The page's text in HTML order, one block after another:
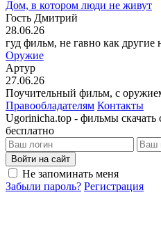
Дом, в котором люди не живут
Гость Дмитрий
28.06.26
гуд фильм, не гавно как
Оружие
Артур
27.06.26
Поучительный фильм, с
Правообладателям Контакты
Ugorinicha.top - фильмы скачать
бесплатно
Войти на сайт
Не запоминать меня
Забыли пароль? Регистрация